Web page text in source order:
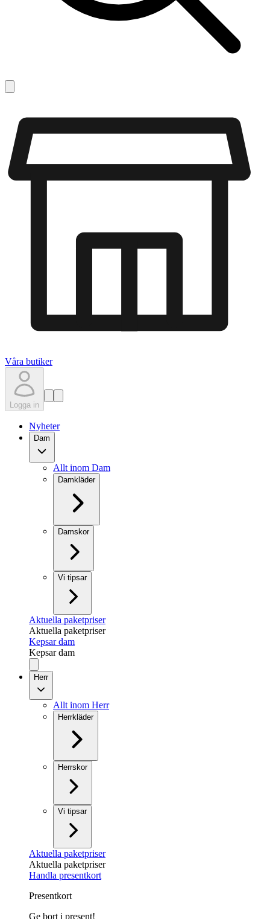
Våra butiker
Logga in
Nyheter
Dam
Allt inom Dam
Damkläder
Damskor
Vi tipsar
Aktuella paketpriser
Aktuella paketpriser
Kepsar dam
Kepsar dam
Herr
Allt inom Herr
Herrkläder
Herrskor
Vi tipsar
Aktuella paketpriser
Aktuella paketpriser
Handla presentkort
Presentkort
Ge bort i present!